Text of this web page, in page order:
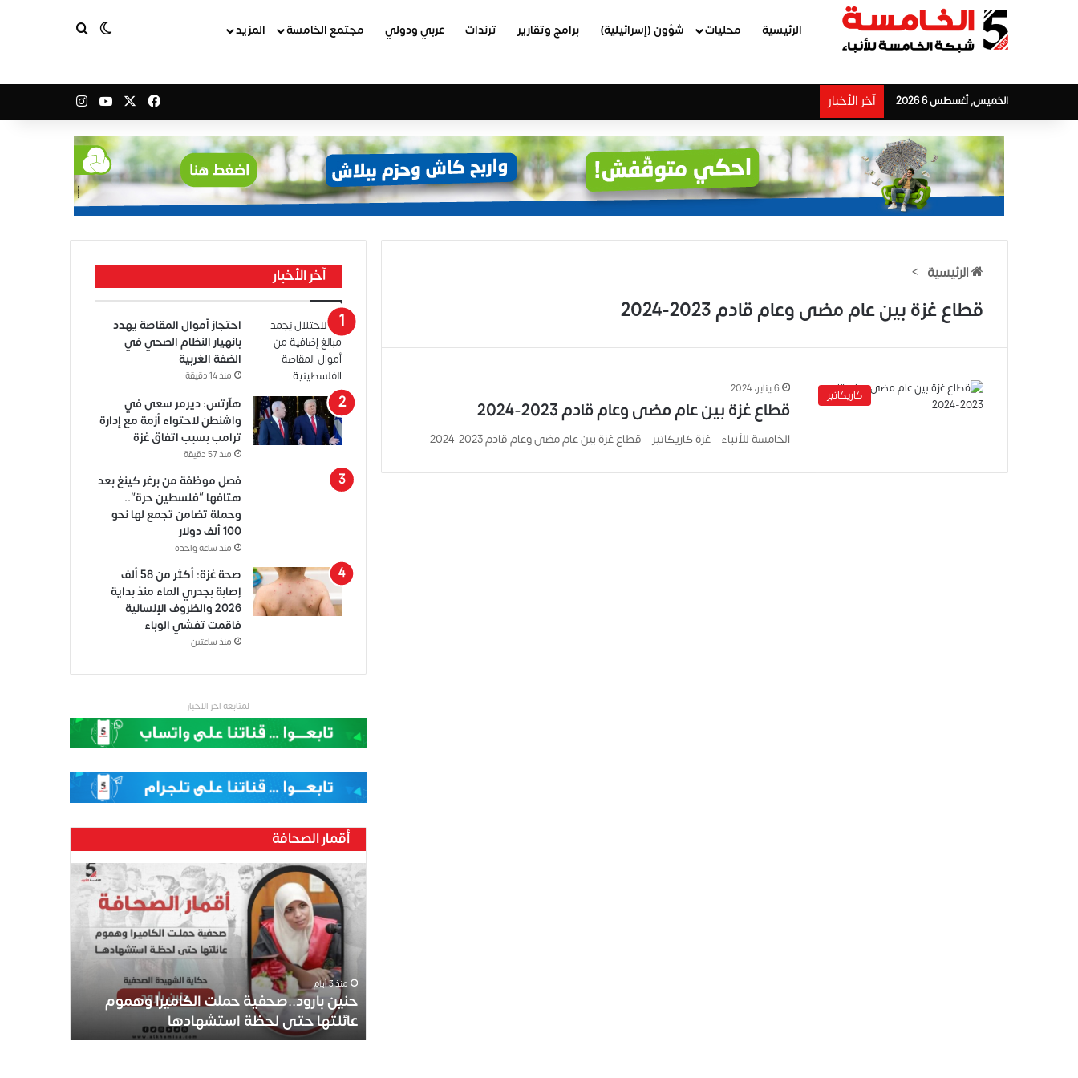
الرئيسية محليات شؤون (إسرائيلية) برامج وتقارير ترندات عربي ودولي مجتمع الخامسة المزيد الوضع المظلم
الخميس, أغسطس 6 2026 آخر الأخبار فيسبوك ‫YouTube
الرئيسية >
قطاع غزة بين عام مضى وعام قادم 2023-2024
كاريكاتير 6 يناير، 2024
قطاع غزة بين عام مضى وعام قادم 2023-2024
الخامسة للأنباء – غزة كاريكاتير – قطاع غزة بين عام مضى وعام قادم 2023-2024
آخر الأخبار
احتجاز أموال المقاصة يهدد
بانهيار النظام الصحي في
الضفة الغربية
منذ 14 دقيقة
هآرتس: ديرمر سعى في
واشنطن لاحتواء أزمة مع إدارة
ترامب بسبب اتفاق غزة
منذ 57 دقيقة
فصل موظفة من برغر كينغ بعد
هتافها “فلسطين حرة”..
وحملة تضامن تجمع لها نحو
100 ألف دولار
منذ ساعة واحدة
صحة غزة: أكثر من 58 ألف
إصابة بجدري الماء منذ بداية
2026 والظروف الإنسانية
فاقمت تفشي الوباء
منذ ساعتين
لمتابعة اخر الاخبار
أقمار الصحافة
ح
ن
.
منذ 3 أيام
حنين بارود..صحفية حملت الكاميرا وهموم
عائلتها حتى لحظة استشهادها